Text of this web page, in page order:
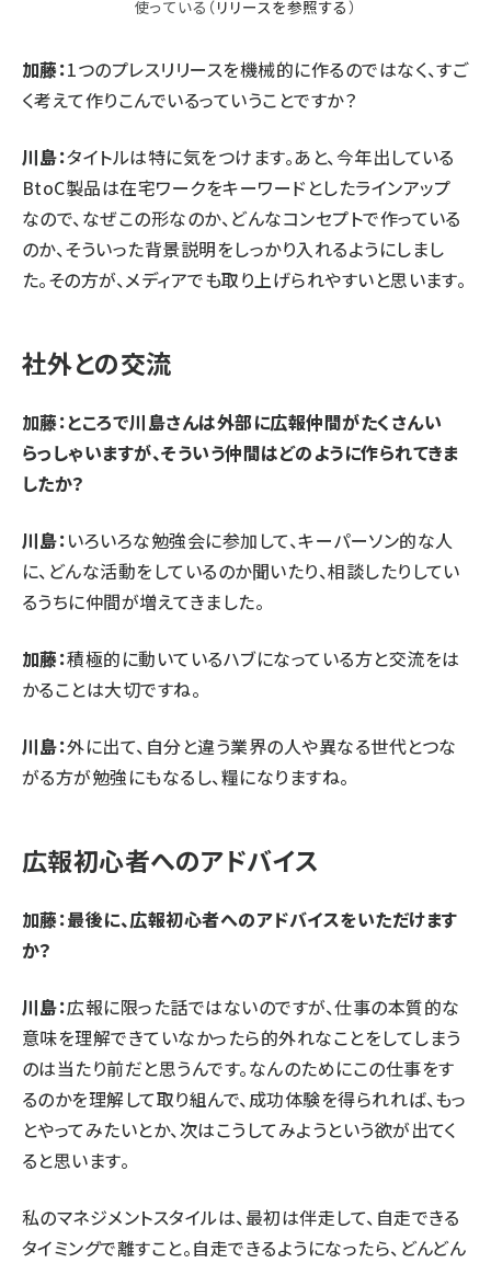
使っている（リリースを参照する）
加藤：1つのプレスリリースを機械的に作るのではなく、すご
く考えて作りこんでいるっていうことですか？
川島：タイトルは特に気をつけます。あと、今年出している
BtoC製品は在宅ワークをキーワードとしたラインアップ
なので、なぜこの形なのか、どんなコンセプトで作っている
のか、そういった背景説明をしっかり入れるようにしまし
た。その方が、メディアでも取り上げられやすいと思います。
社外との交流
加藤：ところで川島さんは外部に広報仲間がたくさんい
らっしゃいますが、そういう仲間はどのように作られてきま
したか？
川島：いろいろな勉強会に参加して、キーパーソン的な人
に、どんな活動をしているのか聞いたり、相談したりしてい
るうちに仲間が増えてきました。
加藤：積極的に動いているハブになっている方と交流をは
かることは大切ですね。
川島：外に出て、自分と違う業界の人や異なる世代とつな
がる方が勉強にもなるし、糧になりますね。
広報初心者へのアドバイス
加藤：最後に、広報初心者へのアドバイスをいただけます
か？
川島：広報に限った話ではないのですが、仕事の本質的な
意味を理解できていなかったら的外れなことをしてしまう
のは当たり前だと思うんです。なんのためにこの仕事をす
るのかを理解して取り組んで、成功体験を得られれば、もっ
とやってみたいとか、次はこうしてみようという欲が出てく
ると思います。
私のマネジメントスタイルは、最初は伴走して、自走できる
タイミングで離すこと。自走できるようになったら、どんどん